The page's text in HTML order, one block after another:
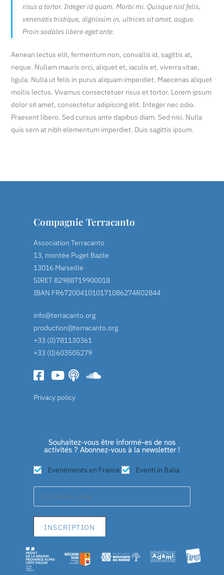
risus a tortor. Integer id quam. Morbi mi. Quisque nisl felis,
venenatis tristique, dignissim in, ultrices sit amet, augue.
Proin sodales libero eget ante.
Aenean lectus elit, fermentum non, convallis id, sagittis at,
neque. Nullam mauris orci, aliquet et, iaculis et, viverra vitae,
ligula. Nulla ut felis in purus aliquam imperdiet. Maecenas aliquet
mollis lectus. Vivamus consectetuer risus et tortor. Lorem ipsum
dolor sit amet, consectetur adipiscing elit. Integer nec odio.
Praesent libero. Sed cursus ante dapibus diam. Sed nisi. Nulla
quis sem at nibh elementum imperdiet. Duis sagittis ipsum.
Compagnie Terracanto
Association Terracanto
13, montée Puget Bazile
13016 Marseille
SIRET 82988719900018
IBAN FR6720041010171086274R02844
info@terracanto.org
production@terracanto.org
+33 (0)781130361
+33 (0)603505279
Privacy policy
Souhaitez-vous être informé-es de nos
activités ? Abonnez-vous à la newsletter !
Evenéments en France Eventi in Italia